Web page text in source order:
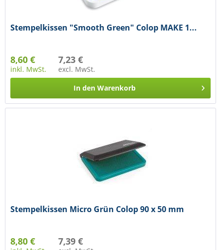
Stempelkissen "Smooth Green" Colop MAKE 1...
8,60 €
inkl. MwSt.
7,23 €
excl. MwSt.
In den Warenkorb
Stempelkissen Micro Grün Colop 90 x 50 mm
8,80 € 7,39 €